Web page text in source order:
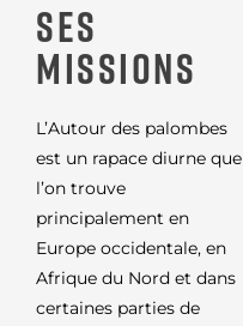
SES
MISSIONS
L’Autour des palombes
est un rapace diurne que
l’on trouve
principalement en
Europe occidentale, en
Afrique du Nord et dans
certaines parties de